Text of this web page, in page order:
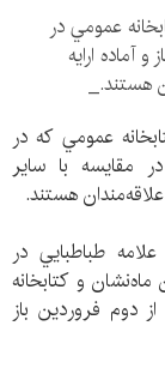
عمومي در استان زنجان و 6 كتابخانه عمومي در
آماده ارايه
هستند._
عمومي كه در
مقايسه با ساير
علاقه‌مندان هستند.
طباطبايي در
و كتابخانه
دوم فروردين باز